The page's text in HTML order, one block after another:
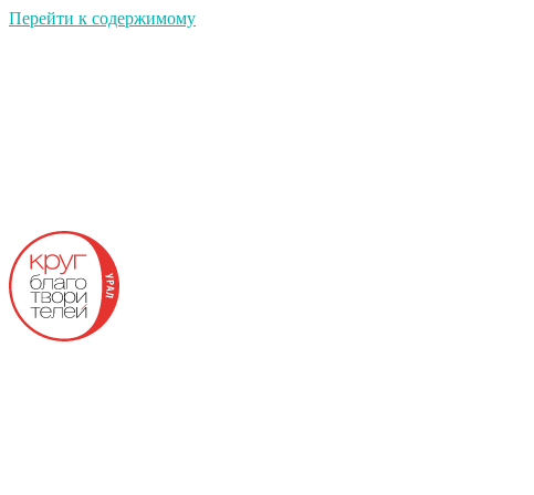
Перейти к содержимому